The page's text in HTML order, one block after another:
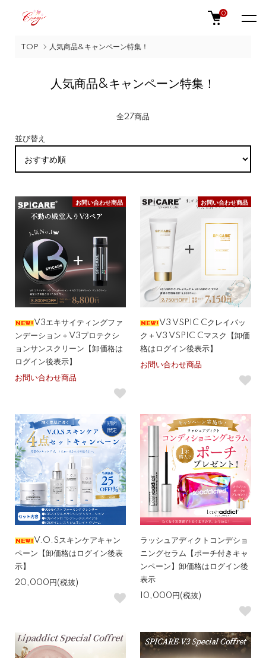
0
TOP 人気商品&キャンペーン特集！
人気商品&キャンペーン特集！
全27商品
並び替え
お問い合わせ商品
V3エキサイティングファ
ンデーション＋V3プロテクシ
ョンサンスクリーン【卸価格は
ログイン後表示】
お問い合わせ商品
お問い合わせ商品
V3 VSPIC Cクレイパッ
ク＋V3 VSPIC Cマスク【卸価
格はログイン後表示】
お問い合わせ商品
V.O.Sスキンケアキャン
ペーン【卸価格はログイン後表
示】
20,000円(税抜)
ラッシュアディクトコンデショ
ニングセラム【ポーチ付きキャ
ンペーン】卸価格はログイン後
表示
10,000円(税抜)